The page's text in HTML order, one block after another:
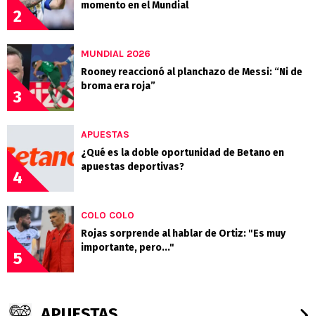
2
momento en el Mundial
3
MUNDIAL 2026
Rooney reaccionó al planchazo de Messi: “Ni de
broma era roja”
4
APUESTAS
¿Qué es la doble oportunidad de Betano en
apuestas deportivas?
5
COLO COLO
Rojas sorprende al hablar de Ortiz: "Es muy
importante, pero..."